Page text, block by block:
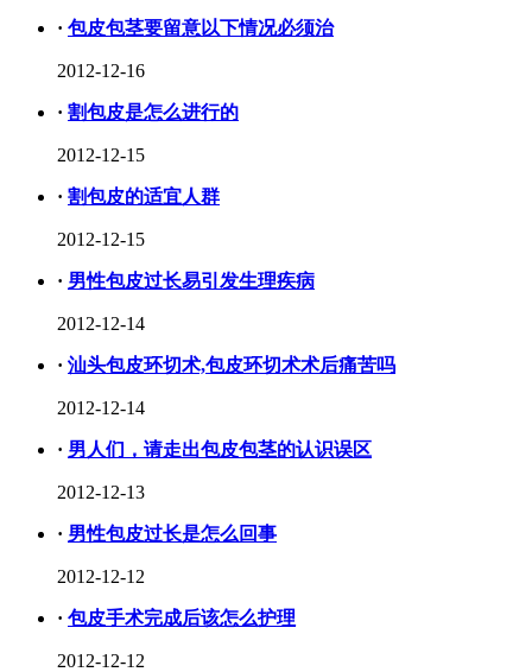
· 包皮包茎要留意以下情况必须治
2012-12-16
· 割包皮是怎么进行的
2012-12-15
· 割包皮的适宜人群
2012-12-15
· 男性包皮过长易引发生理疾病
2012-12-14
· 汕头包皮环切术,包皮环切术术后痛苦吗
2012-12-14
· 男人们，请走出包皮包茎的认识误区
2012-12-13
· 男性包皮过长是怎么回事
2012-12-12
· 包皮手术完成后该怎么护理
2012-12-12